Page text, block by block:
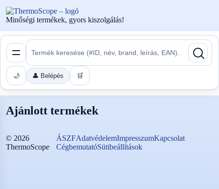
Minőségi termékek, gyors kiszolgálás!
🌙 👤 Belépés 🛒
Ajánlott termékek
© 2026
ThermoScope
ÁSZFAdatvédelemImpresszumKapcsolat
CégbemutatóSütibeállítások